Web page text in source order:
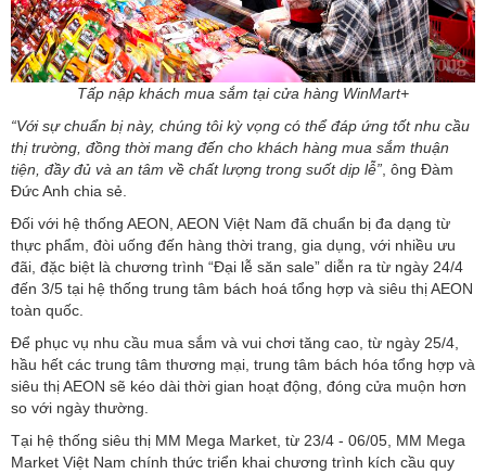
Tấp nập khách mua sắm tại cửa hàng WinMart+
“Với sự chuẩn bị này, chúng tôi kỳ vọng có thể đáp ứng tốt nhu cầu
thị trường, đồng thời mang đến cho khách hàng mua sắm thuận
tiện, đầy đủ và an tâm về chất lượng trong suốt dịp lễ”, ông Đàm
Đức Anh chia sẻ.
Đối với hệ thống AEON, AEON Việt Nam đã chuẩn bị đa dạng từ
thực phẩm, đòi uống đến hàng thời trang, gia dụng, với nhiều ưu
đãi, đặc biệt là chương trình “Đại lễ săn sale” diễn ra từ ngày 24/4
đến 3/5 tại hệ thống trung tâm bách hoá tổng hợp và siêu thị AEON
toàn quốc.
Để phục vụ nhu cầu mua sắm và vui chơi tăng cao, từ ngày 25/4,
hầu hết các trung tâm thương mại, trung tâm bách hóa tổng hợp và
siêu thị AEON sẽ kéo dài thời gian hoạt động, đóng cửa muộn hơn
so với ngày thường.
Tại hệ thống siêu thị MM Mega Market, từ 23/4 - 06/05, MM Mega
Market Việt Nam chính thức triển khai chương trình kích cầu quy